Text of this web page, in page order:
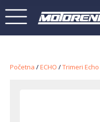
Početna /ECHO /Trimeri Echo